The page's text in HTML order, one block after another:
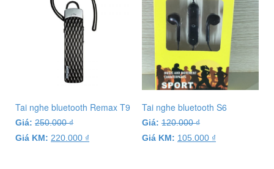
Tai nghe bluetooth Remax T9
Giá: 250.000₫
Giá KM: 220.000 ₫
Tai nghe bluetooth S6
Giá: 120.000₫
Giá KM: 105.000 ₫